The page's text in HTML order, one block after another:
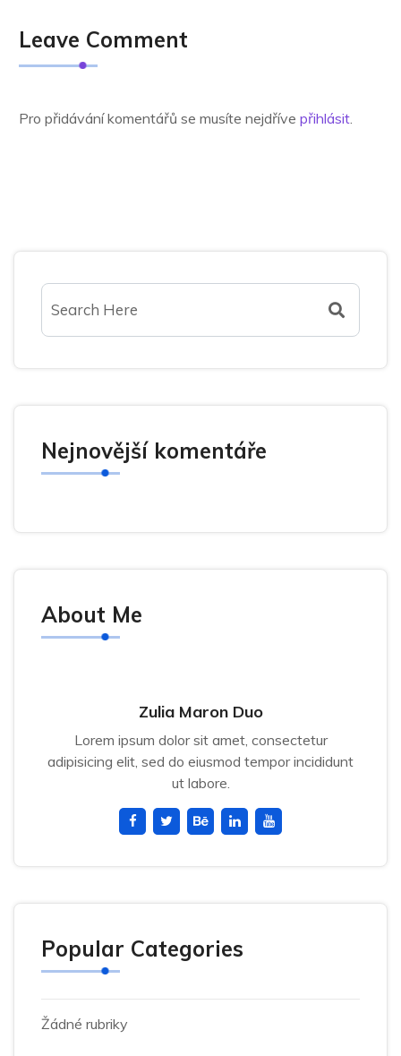
Leave Comment
Pro přidávání komentářů se musíte nejdříve přihlásit.
Nejnovější komentáře
About Me
Zulia Maron Duo
Lorem ipsum dolor sit amet, consectetur
adipisicing elit, sed do eiusmod tempor incididunt
ut labore.
Popular Categories
Žádné rubriky